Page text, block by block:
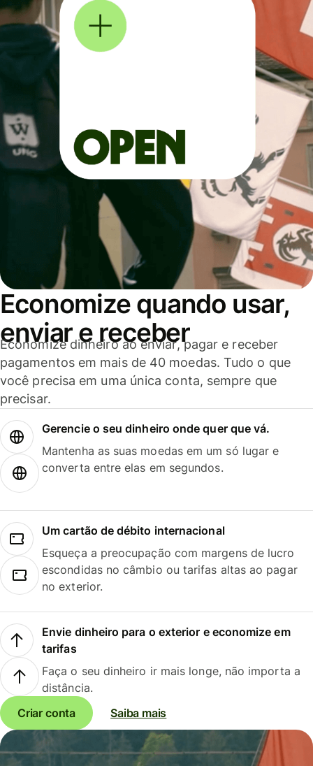
Economize quando usar,
enviar e receber
Economize dinheiro ao enviar, pagar e receber
pagamentos em mais de 40 moedas. Tudo o que
você precisa em uma única conta, sempre que
precisar.
Gerencie o seu dinheiro onde quer que vá.
Mantenha as suas moedas em um só lugar e
converta entre elas em segundos.
Um cartão de débito internacional
Esqueça a preocupação com margens de lucro
escondidas no câmbio ou tarifas altas ao pagar
no exterior.
Envie dinheiro para o exterior e economize em
tarifas
Faça o seu dinheiro ir mais longe, não importa a
distância.
Criar conta
Saiba mais